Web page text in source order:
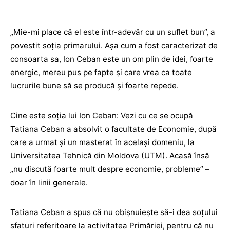
„Mie-mi place că el este într-adevăr cu un suflet bun”, a
povestit soția primarului. Așa cum a fost caracterizat de
consoarta sa, Ion Ceban este un om plin de idei, foarte
energic, mereu pus pe fapte și care vrea ca toate
lucrurile bune să se producă și foarte repede.
Cine este soția lui Ion Ceban: Vezi cu ce se ocupă
Tatiana Ceban a absolvit o facultate de Economie, după
care a urmat și un masterat în același domeniu, la
Universitatea Tehnică din Moldova (UTM). Acasă însă
„nu discută foarte mult despre economie, probleme” –
doar în linii generale.
Tatiana Ceban a spus că nu obișnuiește să-i dea soțului
sfaturi referitoare la activitatea Primăriei, pentru că nu